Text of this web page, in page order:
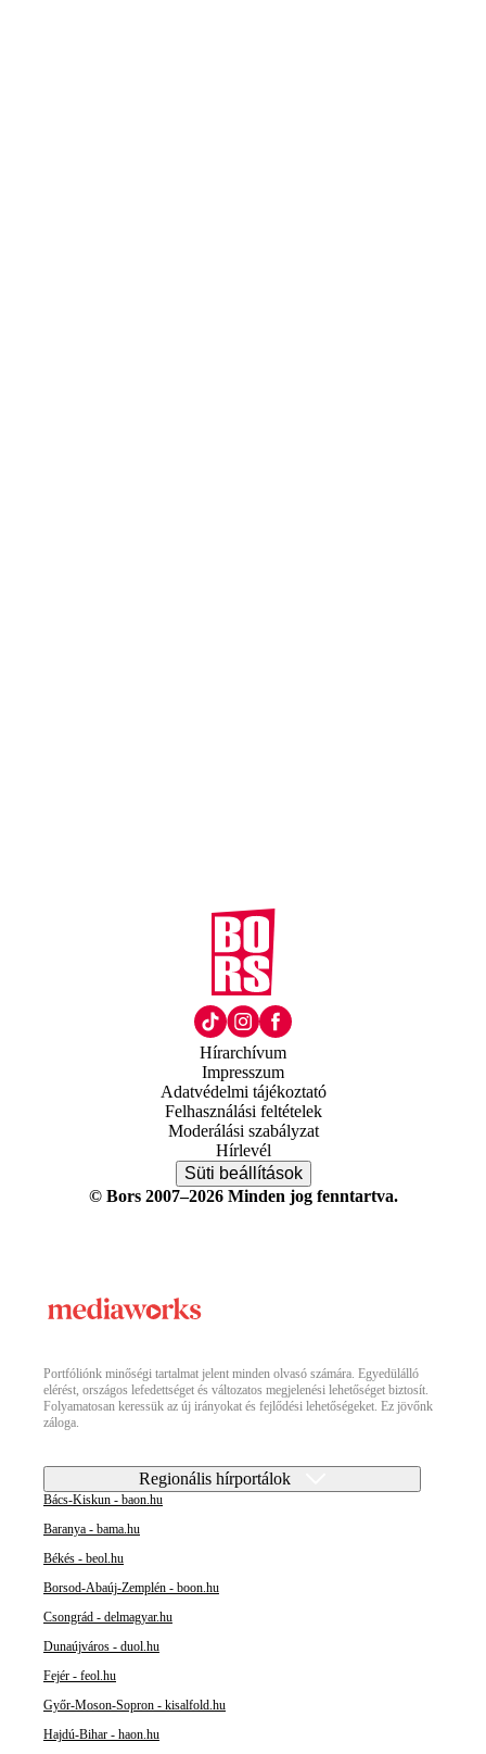
Hírarchívum
Impresszum
Adatvédelmi tájékoztató
Felhasználási feltételek
Moderálási szabályzat
Hírlevél
Süti beállítások
© Bors 2007–2026 Minden jog fenntartva.
Portfóliónk minőségi tartalmat jelent minden olvasó számára. Egyedülálló
elérést, országos lefedettséget és változatos megjelenési lehetőséget biztosít.
Folyamatosan keressük az új irányokat és fejlődési lehetőségeket. Ez jövőnk
záloga.
Regionális hírportálok
Bács-Kiskun - baon.hu
Baranya - bama.hu
Békés - beol.hu
Borsod-Abaúj-Zemplén - boon.hu
Csongrád - delmagyar.hu
Dunaújváros - duol.hu
Fejér - feol.hu
Győr-Moson-Sopron - kisalfold.hu
Hajdú-Bihar - haon.hu